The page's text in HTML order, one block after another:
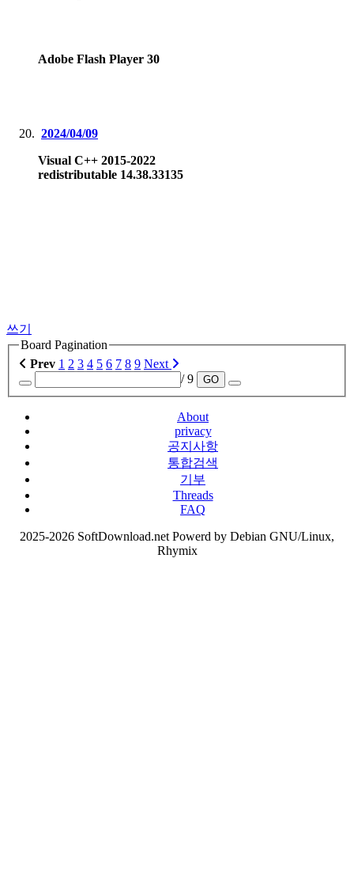
Adobe Flash Player 30
2024/04/09
Visual C++ 2015-2022
redistributable 14.38.33135
쓰기
Board Pagination
Prev 1 2 3 4 5 6 7 8 9 Next
/ 9
GO
About
privacy
공지사항
통합검색
기부
Threads
FAQ
2025-2026 SoftDownload.net Powerd by Debian GNU/Linux,
Rhymix